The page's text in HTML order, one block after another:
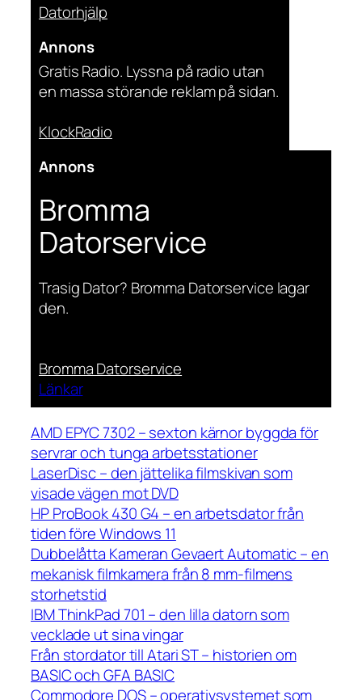
Datorhjälp
Annons
Gratis Radio. Lyssna på radio utan
en massa störande reklam på sidan.
KlockRadio
Annons
Bromma
Datorservice
Trasig Dator? Bromma Datorservice lagar
den.
Bromma Datorservice
Länkar
AMD EPYC 7302 – sexton kärnor byggda för
servrar och tunga arbetsstationer
LaserDisc – den jättelika filmskivan som
visade vägen mot DVD
HP ProBook 430 G4 – en arbetsdator från
tiden före Windows 11
Dubbelåtta Kameran Gevaert Automatic – en
mekanisk filmkamera från 8 mm-filmens
storhetstid
IBM ThinkPad 701 – den lilla datorn som
vecklade ut sina vingar
Från stordator till Atari ST – historien om
BASIC och GFA BASIC
Commodore DOS – operativsystemet som